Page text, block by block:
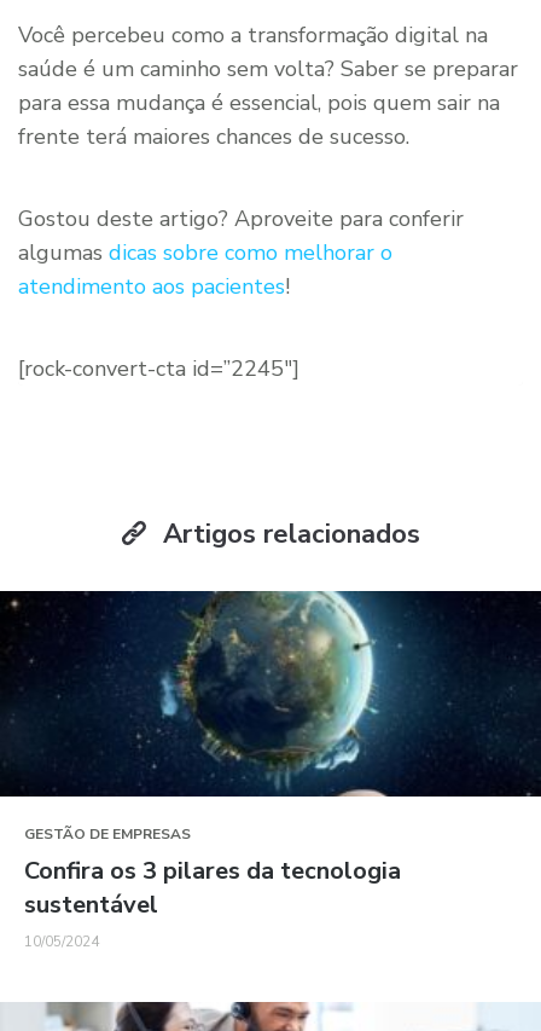
Você percebeu como a transformação digital na
saúde é um caminho sem volta? Saber se preparar
para essa mudança é essencial, pois quem sair na
frente terá maiores chances de sucesso.
Gostou deste artigo? Aproveite para conferir
algumas dicas sobre como melhorar o
atendimento aos pacientes!
[rock-convert-cta id=”2245″]
Artigos relacionados
GESTÃO DE EMPRESAS
Confira os 3 pilares da tecnologia
sustentável
10/05/2024